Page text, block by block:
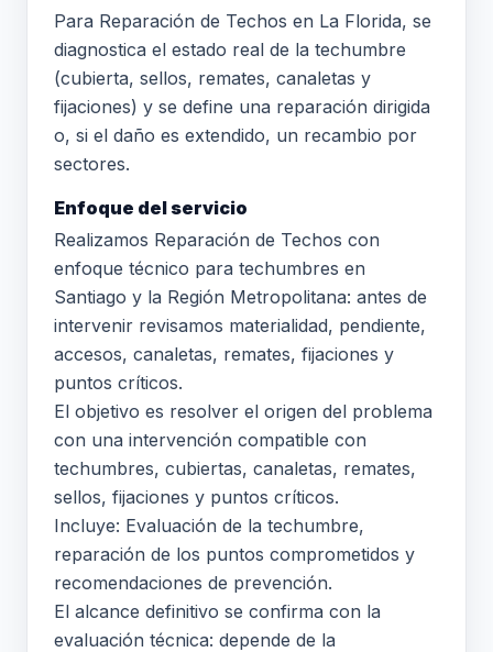
Para Reparación de Techos en La Florida, se
diagnostica el estado real de la techumbre
(cubierta, sellos, remates, canaletas y
fijaciones) y se define una reparación dirigida
o, si el daño es extendido, un recambio por
sectores.
Enfoque del servicio
Realizamos Reparación de Techos con
enfoque técnico para techumbres en
Santiago y la Región Metropolitana: antes de
intervenir revisamos materialidad, pendiente,
accesos, canaletas, remates, fijaciones y
puntos críticos.
El objetivo es resolver el origen del problema
con una intervención compatible con
techumbres, cubiertas, canaletas, remates,
sellos, fijaciones y puntos críticos.
Incluye: Evaluación de la techumbre,
reparación de los puntos comprometidos y
recomendaciones de prevención.
El alcance definitivo se confirma con la
evaluación técnica: depende de la